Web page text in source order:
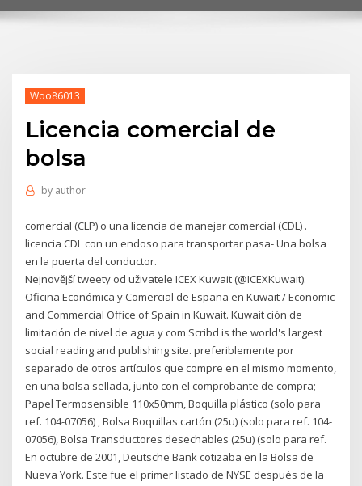
Woo86013
Licencia comercial de
bolsa
by author
comercial (CLP) o una licencia de manejar comercial (CDL) .
licencia CDL con un endoso para transportar pasa- Una bolsa
en la puerta del conductor.
Nejnovější tweety od uživatele ICEX Kuwait (@ICEXKuwait).
Oficina Económica y Comercial de España en Kuwait / Economic
and Commercial Office of Spain in Kuwait. Kuwait ción de
limitación de nivel de agua y com­ Scribd is the world's largest
social reading and publishing site. preferiblemente por
separado de otros artículos que compre en el mismo momento,
en una bolsa sellada, junto con el comprobante de compra;
Papel Termosensible 110x50mm, Boquilla plástico (solo para
ref. 104-07056) , Bolsa Boquillas cartón (25u) (solo para ref. 104-
07056), Bolsa Transductores desechables (25u) (solo para ref.
En octubre de 2001, Deutsche Bank cotizaba en la Bolsa de
Nueva York. Este fue el primer listado de NYSE después de la